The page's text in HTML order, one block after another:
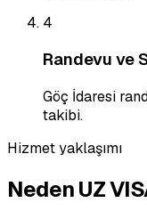
4
Randevu ve
Göç İdaresi
takibi.
Hizmet yaklaşımı
Neden UZ